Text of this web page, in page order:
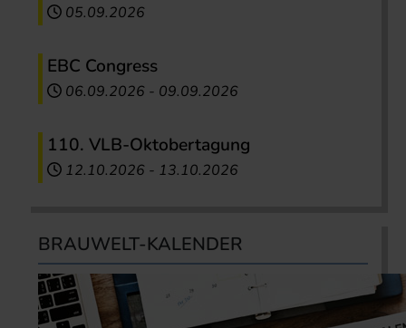
05.09.2026
EBC Congress
06.09.2026 - 09.09.2026
110. VLB-Oktobertagung
12.10.2026 - 13.10.2026
BRAUWELT-KALENDER